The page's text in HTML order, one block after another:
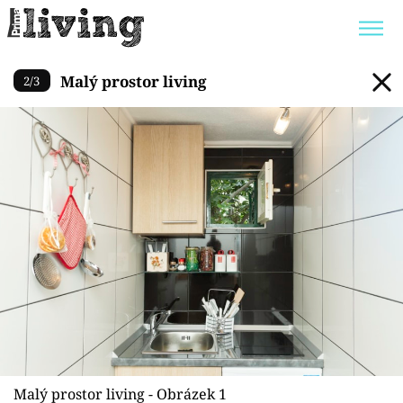
Trendy: JAK UŠETŘIT
POKOJOVÉ KVĚTINY
BYDLENÍ SLAVNÝCH
ZAHRADA
Témata
Bydlení
Zahrada
Design
Malý prostor living
2/3 Malý prostor living
Malý prostor living - Obrázek 1